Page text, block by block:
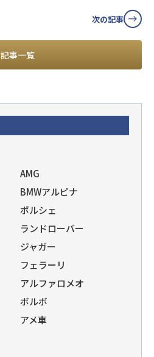
記事一覧
次の記事
AMG
BMWアルピナ
ポルシェ
ランドローバー
ジャガー
フェラーリ
アルファロメオ
ボルボ
アメ車